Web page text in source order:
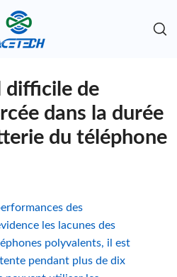
difficile de
dans la durée
du téléphone
des
les lacunes des
polyvalents, il est
pendant plus de dix